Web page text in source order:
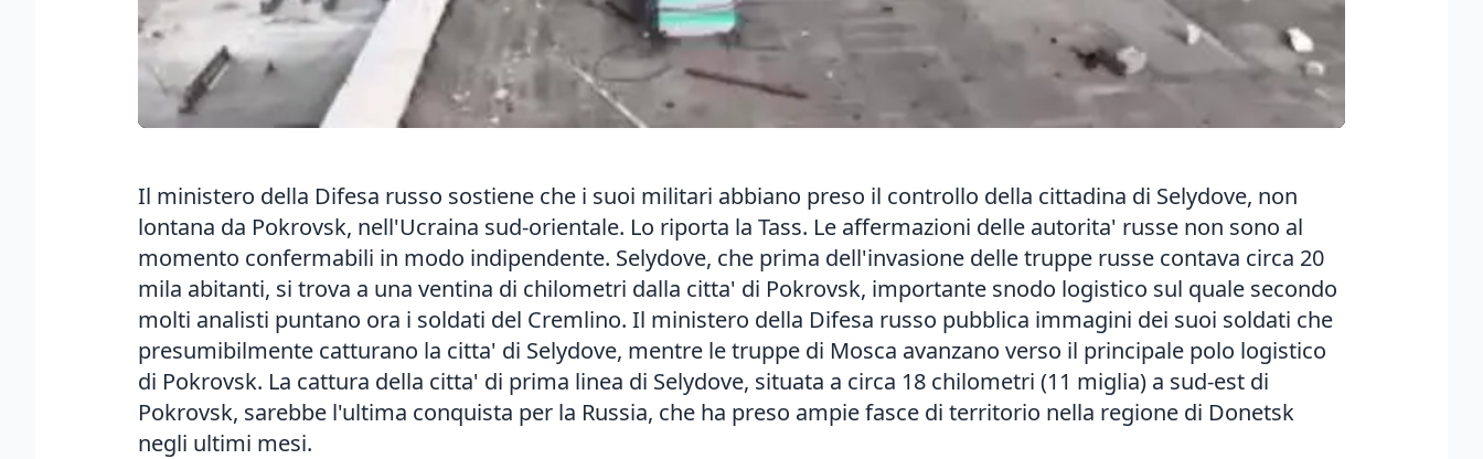
Il ministero della Difesa russo sostiene che i suoi militari abbiano preso il controllo della cittadina di Selydove, non
lontana da Pokrovsk, nell'Ucraina sud-orientale. Lo riporta la Tass. Le affermazioni delle autorita' russe non sono al
momento confermabili in modo indipendente. Selydove, che prima dell'invasione delle truppe russe contava circa 20
mila abitanti, si trova a una ventina di chilometri dalla citta' di Pokrovsk, importante snodo logistico sul quale secondo
molti analisti puntano ora i soldati del Cremlino. Il ministero della Difesa russo pubblica immagini dei suoi soldati che
presumibilmente catturano la citta' di Selydove, mentre le truppe di Mosca avanzano verso il principale polo logistico
di Pokrovsk. La cattura della citta' di prima linea di Selydove, situata a circa 18 chilometri (11 miglia) a sud-est di
Pokrovsk, sarebbe l'ultima conquista per la Russia, che ha preso ampie fasce di territorio nella regione di Donetsk
negli ultimi mesi.